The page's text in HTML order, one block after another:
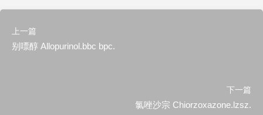
上一篇
别嘌醇 Allopurinol.bbc bpc.
下一篇
氯唑沙宗 Chiorzoxazone.lzsz.